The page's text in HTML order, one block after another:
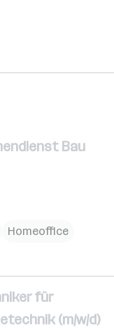
Bau
Homeoffice
für
(m/w/d)